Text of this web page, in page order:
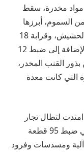
وتجارة مواد مخدرة، سقط
من السموم، أبرزها
ضبط أكثر من 833 كيلو جراماً من مخدر الحشيش، وقرابة 18
كيلو من البانجو، و14 كيلو من الهيروين، بالإضافة إلى ضبط 12
جراماً من بذور القنب المخدر،
التي كانت معدة
لتطال تجار
السلاح ومصنعيه، حيث نجحت الحملات في ضبط 95 قطعة
بنادق آلية ومسدسات وفرود